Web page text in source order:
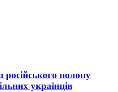
російського полону
українців